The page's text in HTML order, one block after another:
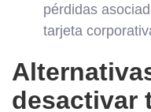
pérdidas
tarjeta
desactivar